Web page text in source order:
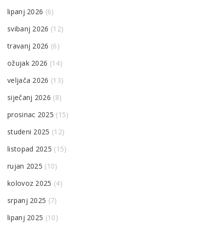
lipanj 2026 (6)
svibanj 2026 (12)
travanj 2026 (6)
ožujak 2026 (14)
veljača 2026 (13)
siječanj 2026 (8)
prosinac 2025 (15)
studeni 2025 (12)
listopad 2025 (15)
rujan 2025 (10)
kolovoz 2025 (4)
srpanj 2025 (7)
lipanj 2025 (10)